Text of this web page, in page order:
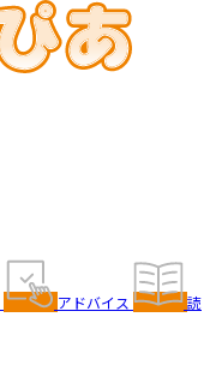
アドバイス 読